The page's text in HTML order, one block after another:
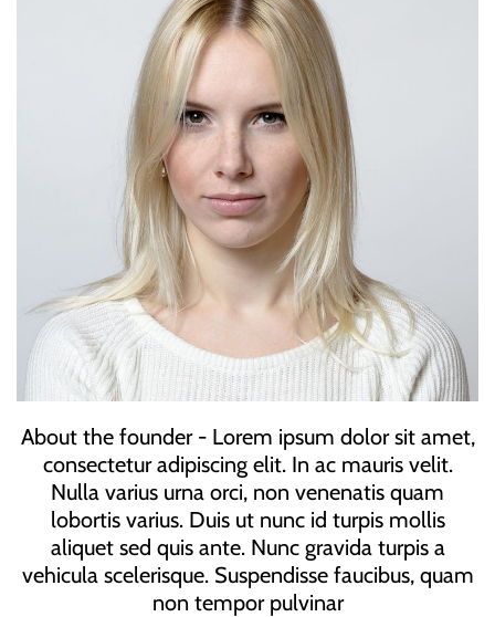
About the founder - Lorem ipsum dolor sit amet,
consectetur adipiscing elit. In ac mauris velit.
Nulla varius urna orci, non venenatis quam
lobortis varius. Duis ut nunc id turpis mollis
aliquet sed quis ante. Nunc gravida turpis a
vehicula scelerisque. Suspendisse faucibus, quam
non tempor pulvinar